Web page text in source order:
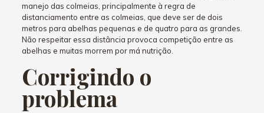
manejo das colmeias, principalmente à regra de
distanciamento entre as colmeias, que deve ser de dois
metros para abelhas pequenas e de quatro para as grandes.
Não respeitar essa distância provoca competição entre as
abelhas e muitas morrem por má nutrição.
Corrigindo o
problema